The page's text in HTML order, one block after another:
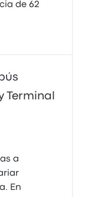
de 62
Terminal
a
En